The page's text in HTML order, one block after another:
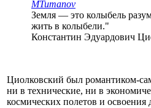
MTumanov
Земля — это колыбель
жить в колыбели."
Константин Эдуардович
Циолковский был романтиком-
ни в технические, ни в
космических полетов и освоения